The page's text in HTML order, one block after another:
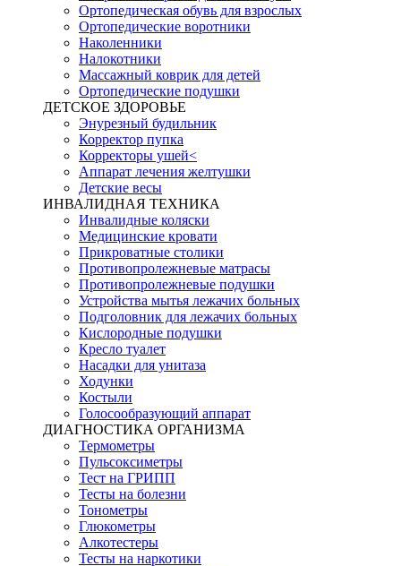
Ортопедическая обувь для взрослых
Ортопедические воротники
Наколенники
Налокотники
Массажный коврик для детей
Ортопедические подушки
ДЕТСКОЕ ЗДОРОВЬЕ
Энурезный будильник
Корректор пупка
Корректоры ушей<
Аппарат лечения желтушки
Детские весы
ИНВАЛИДНАЯ ТЕХНИКА
Инвалидные коляски
Медицинские кровати
Прикроватные столики
Противопролежневые матрасы
Противопролежневые подушки
Устройства мытья лежачих больных
Подголовник для лежачих больных
Кислородные подушки
Кресло туалет
Насадки для унитаза
Ходунки
Костыли
Голосообразующий аппарат
ДИАГНОСТИКА ОРГАНИЗМА
Термометры
Пульсоксиметры
Тест на ГРИПП
Тесты на болезни
Тонометры
Глюкометры
Алкотестеры
Тесты на наркотики